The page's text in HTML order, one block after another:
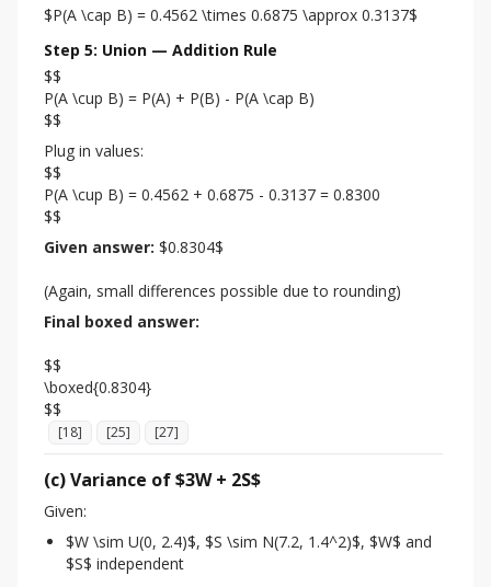
$P(A \cap B) = 0.4562 \times 0.6875 \approx 0.3137$
Step 5: Union — Addition Rule
$$
P(A \cup B) = P(A) + P(B) - P(A \cap B)
$$
Plug in values:
$$
P(A \cup B) = 0.4562 + 0.6875 - 0.3137 = 0.8300
$$
Given answer: $0.8304$
(Again, small differences possible due to rounding)
Final boxed answer:
$$
\boxed{0.8304}
[18] [25] [27]
(c) Variance of $3W + 2S$
Given:
$W \sim U(0, 2.4)$, $S \sim N(7.2, 1.4^2)$, $W$ and
$S$ independent